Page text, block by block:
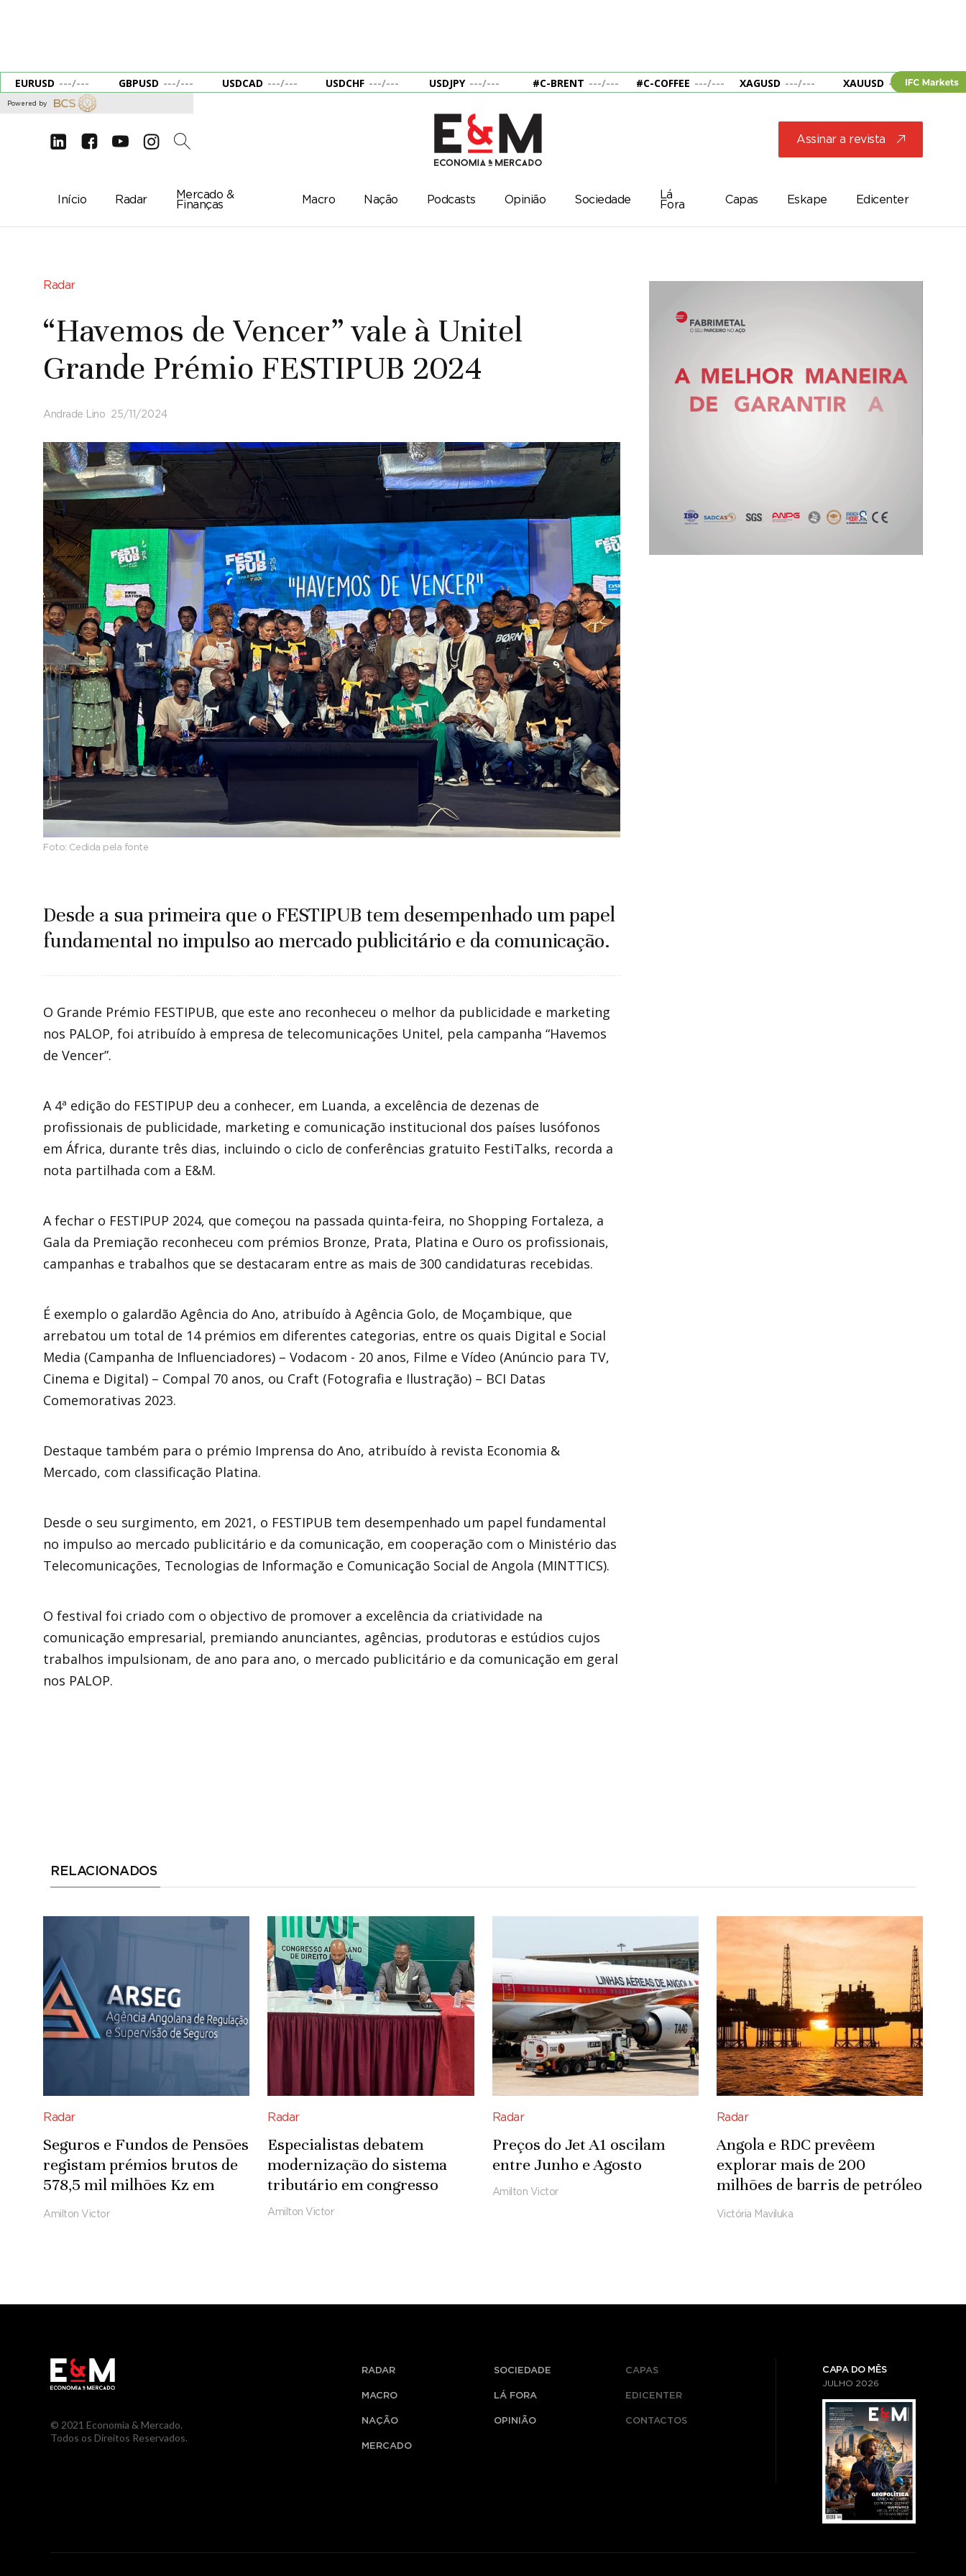
EURUSD ---/--- GBPUSD ---/--- USDCAD ---/--- USDCHF ---/--- USDJPY ---/--- #C-BRENT ---/--- #C-COFFEE ---/--- XAGUSD ---/--- XAUUSD --- ---
Powered by
d e g c 2 Assinar a revista j
Início Radar
Mercado &
Finanças
Macro Nação Podcasts Opinião Sociedade
Lá
Fora
Capas Eskape Edicenter
Radar
“Havemos de Vencer” vale à Unitel
Grande Prémio FESTIPUB 2024
Andrade Lino 25/11/2024
Foto: Cedida pela fonte
Desde a sua primeira que o FESTIPUB tem desempenhado um papel
fundamental no impulso ao mercado publicitário e da comunicação.
O Grande Prémio FESTIPUB, que este ano reconheceu o melhor da publicidade e marketing
nos PALOP, foi atribuído à empresa de telecomunicações Unitel, pela campanha “Havemos
de Vencer”.
A 4ª edição do FESTIPUP deu a conhecer, em Luanda, a excelência de dezenas de
profissionais de publicidade, marketing e comunicação institucional dos países lusófonos
em África, durante três dias, incluindo o ciclo de conferências gratuito FestiTalks, recorda a
nota partilhada com a E&M.
A fechar o FESTIPUP 2024, que começou na passada quinta-feira, no Shopping Fortaleza, a
Gala da Premiação reconheceu com prémios Bronze, Prata, Platina e Ouro os profissionais,
campanhas e trabalhos que se destacaram entre as mais de 300 candidaturas recebidas.
É exemplo o galardão Agência do Ano, atribuído à Agência Golo, de Moçambique, que
arrebatou um total de 14 prémios em diferentes categorias, entre os quais Digital e Social
Media (Campanha de Influenciadores) – Vodacom - 20 anos, Filme e Vídeo (Anúncio para TV,
Cinema e Digital) – Compal 70 anos, ou Craft (Fotografia e Ilustração) – BCI Datas
Comemorativas 2023.
Destaque também para o prémio Imprensa do Ano, atribuído à revista Economia &
Mercado, com classificação Platina.
Desde o seu surgimento, em 2021, o FESTIPUB tem desempenhado um papel fundamental
no impulso ao mercado publicitário e da comunicação, em cooperação com o Ministério das
Telecomunicações, Tecnologias de Informação e Comunicação Social de Angola (MINTTICS).
O festival foi criado com o objectivo de promover a excelência da criatividade na
comunicação empresarial, premiando anunciantes, agências, produtoras e estúdios cujos
trabalhos impulsionam, de ano para ano, o mercado publicitário e da comunicação em geral
nos PALOP.
RELACIONADOS
Radar
Seguros e Fundos de Pensões
registam prémios brutos de
578,5 mil milhões Kz em
2025
Amilton Victor
Radar
Especialistas debatem
modernização do sistema
tributário em congresso
Amilton Victor
Radar
Preços do Jet A1 oscilam
entre Junho e Agosto
Amilton Victor
Radar
Angola e RDC prevêem
explorar mais de 200
milhões de barris de petróleo
em concessão
Victória Maviluka
© 2021 Economia & Mercado.
Todos os Direitos Reservados.
RADAR
MACRO
NAÇÃO
MERCADO
SOCIEDADE
LÁ FORA
OPINIÃO
CAPAS
EDICENTER
CONTACTOS
CAPA DO MÊS
JULHO 2026